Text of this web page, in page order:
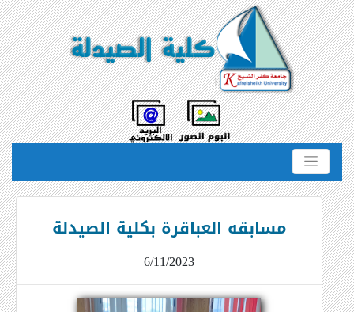
مسابقه العباقرة بكلية الصيدلة
6/11/2023